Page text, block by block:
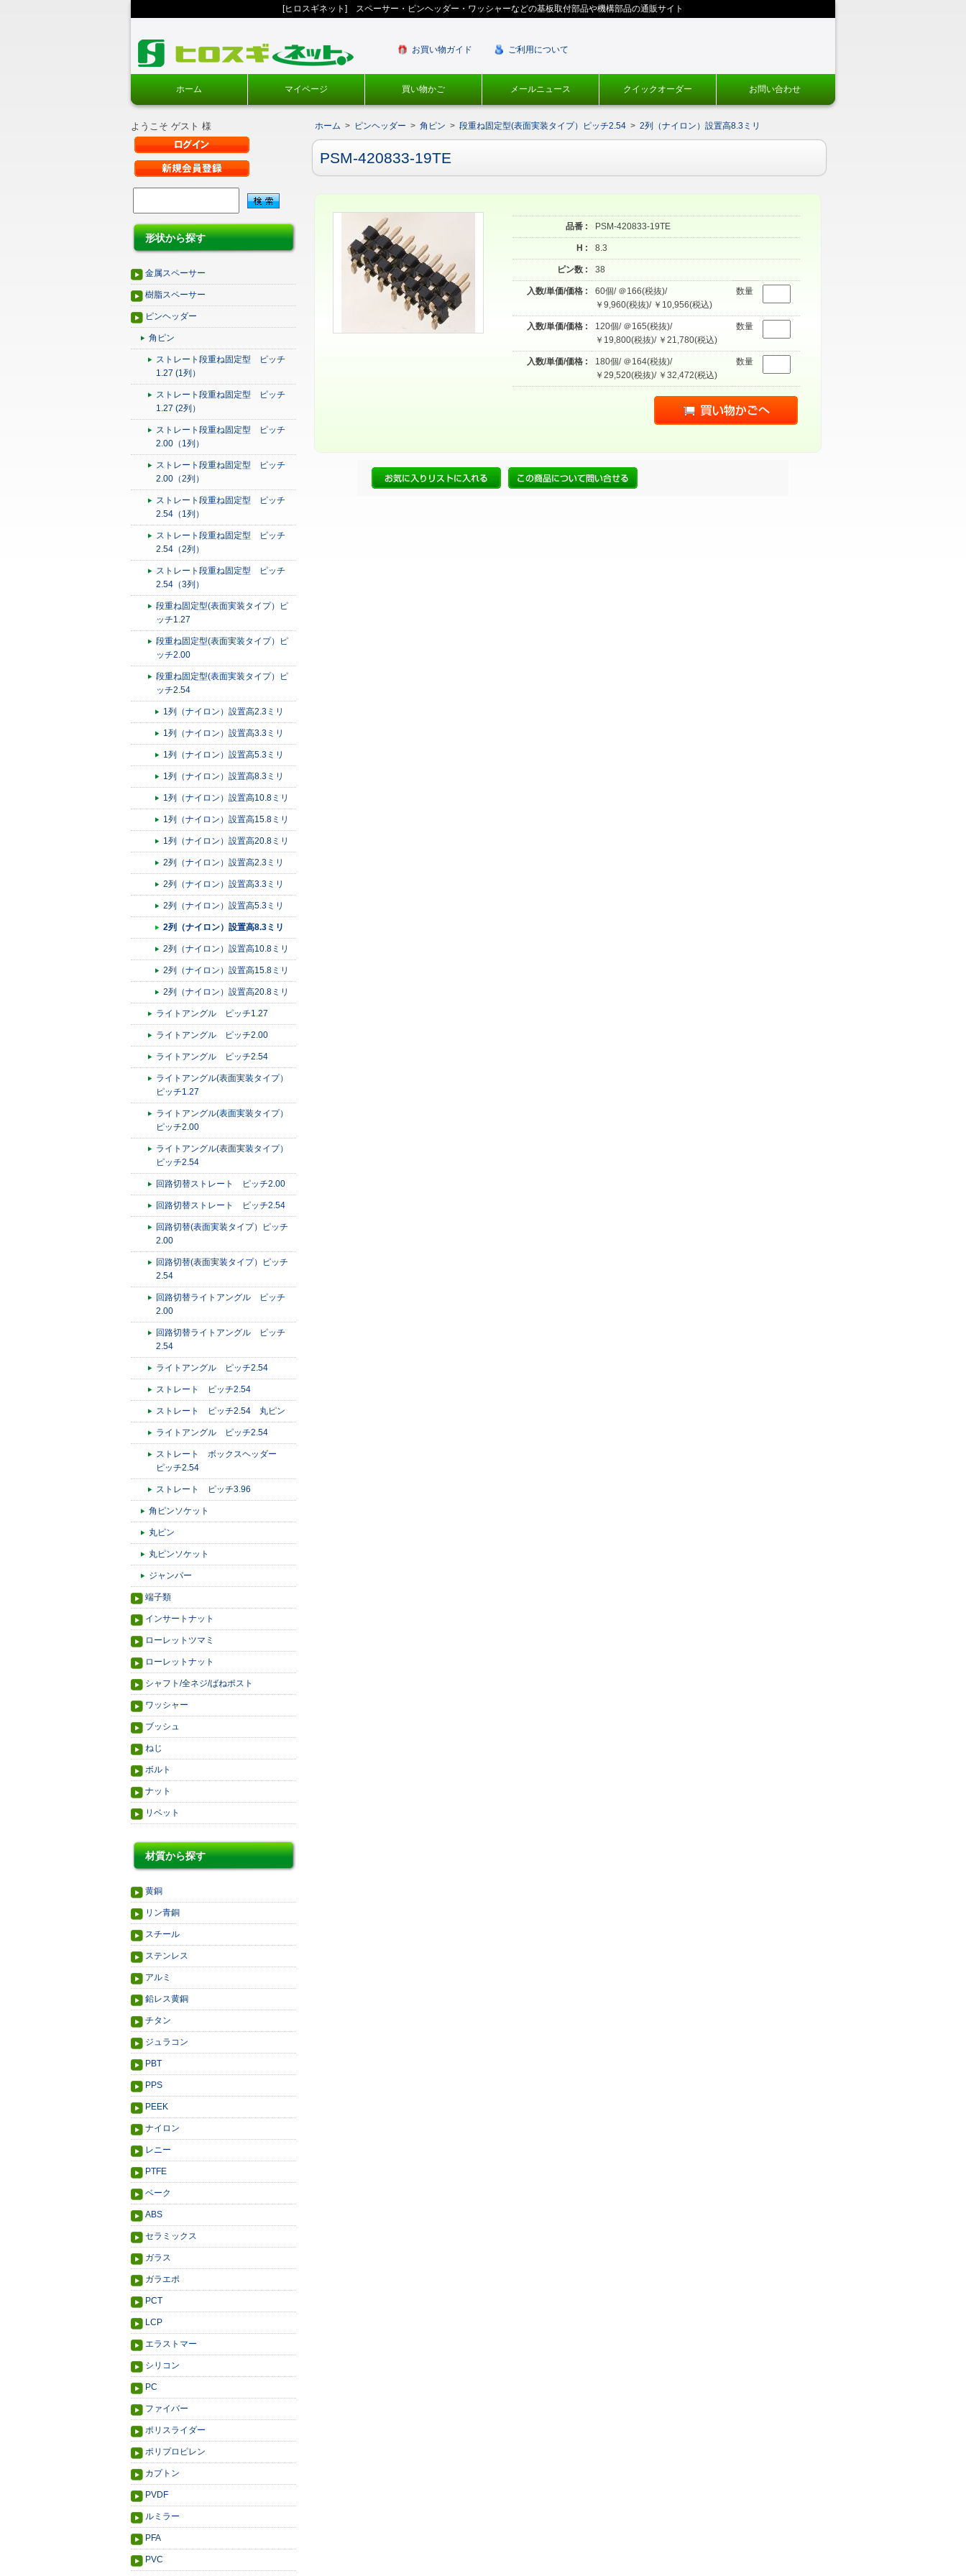
[ヒロスギネット] スペーサー・ピンヘッダー・ワッシャーなどの基板取付部品や機構部品の通販サイト
お買い物ガイド ご利用について
ホーム マイページ 買い物かご メールニュース クイックオーダー お問い合わせ
ようこそ ゲスト 様
形状から探す
金属スペーサー
樹脂スペーサー
ピンヘッダー
角ピン
ストレート段重ね固定型 ピッチ
1.27 (1列）
ストレート段重ね固定型 ピッチ
1.27 (2列）
ストレート段重ね固定型 ピッチ
2.00（1列）
ストレート段重ね固定型 ピッチ
2.00（2列）
ストレート段重ね固定型 ピッチ
2.54（1列）
ストレート段重ね固定型 ピッチ
2.54（2列）
ストレート段重ね固定型 ピッチ
2.54（3列）
段重ね固定型(表面実装タイプ）ピ
ッチ1.27
段重ね固定型(表面実装タイプ）ピ
ッチ2.00
段重ね固定型(表面実装タイプ）ピ
ッチ2.54
1列（ナイロン）設置高2.3ミリ
1列（ナイロン）設置高3.3ミリ
1列（ナイロン）設置高5.3ミリ
1列（ナイロン）設置高8.3ミリ
1列（ナイロン）設置高10.8ミリ
1列（ナイロン）設置高15.8ミリ
1列（ナイロン）設置高20.8ミリ
2列（ナイロン）設置高2.3ミリ
2列（ナイロン）設置高3.3ミリ
2列（ナイロン）設置高5.3ミリ
2列（ナイロン）設置高8.3ミリ
2列（ナイロン）設置高10.8ミリ
2列（ナイロン）設置高15.8ミリ
2列（ナイロン）設置高20.8ミリ
ライトアングル ピッチ1.27
ライトアングル ピッチ2.00
ライトアングル ピッチ2.54
ライトアングル(表面実装タイプ）
ピッチ1.27
ライトアングル(表面実装タイプ）
ピッチ2.00
ライトアングル(表面実装タイプ）
ピッチ2.54
回路切替ストレート ピッチ2.00
回路切替ストレート ピッチ2.54
回路切替(表面実装タイプ）ピッチ
2.00
回路切替(表面実装タイプ）ピッチ
2.54
回路切替ライトアングル ピッチ
2.00
回路切替ライトアングル ピッチ
2.54
ライトアングル ピッチ2.54
ストレート ピッチ2.54
ストレート ピッチ2.54 丸ピン
ライトアングル ピッチ2.54
ストレート ボックスヘッダー
ピッチ2.54
ストレート ピッチ3.96
角ピンソケット
丸ピン
丸ピンソケット
ジャンパー
端子類
インサートナット
ローレットツマミ
ローレットナット
シャフト/全ネジ/ばねポスト
ワッシャー
ブッシュ
ねじ
ボルト
ナット
リベット
材質から探す
黄銅
リン青銅
スチール
ステンレス
アルミ
鉛レス黄銅
チタン
ジュラコン
PBT
PPS
PEEK
ナイロン
レニー
PTFE
ベーク
ABS
セラミックス
ガラス
ガラエポ
PCT
LCP
エラストマー
シリコン
PC
ファイバー
ポリスライダー
ポリプロピレン
カプトン
PVDF
ルミラー
PFA
PVC
ホーム > ピンヘッダー > 角ピン > 段重ね固定型(表面実装タイプ）ピッチ2.54 > 2列（ナイロン）設置高8.3ミリ
PSM-420833-19TE
品番 : PSM-420833-19TE
H : 8.3
ピン数 : 38
入数/単価/価格 :
60個/ ＠166(税抜)/
￥9,960(税抜)/ ￥10,956(税込)
数量
入数/単価/価格 :
120個/ ＠165(税抜)/
￥19,800(税抜)/ ￥21,780(税込)
数量
入数/単価/価格 :
180個/ ＠164(税抜)/
￥29,520(税抜)/ ￥32,472(税込)
数量